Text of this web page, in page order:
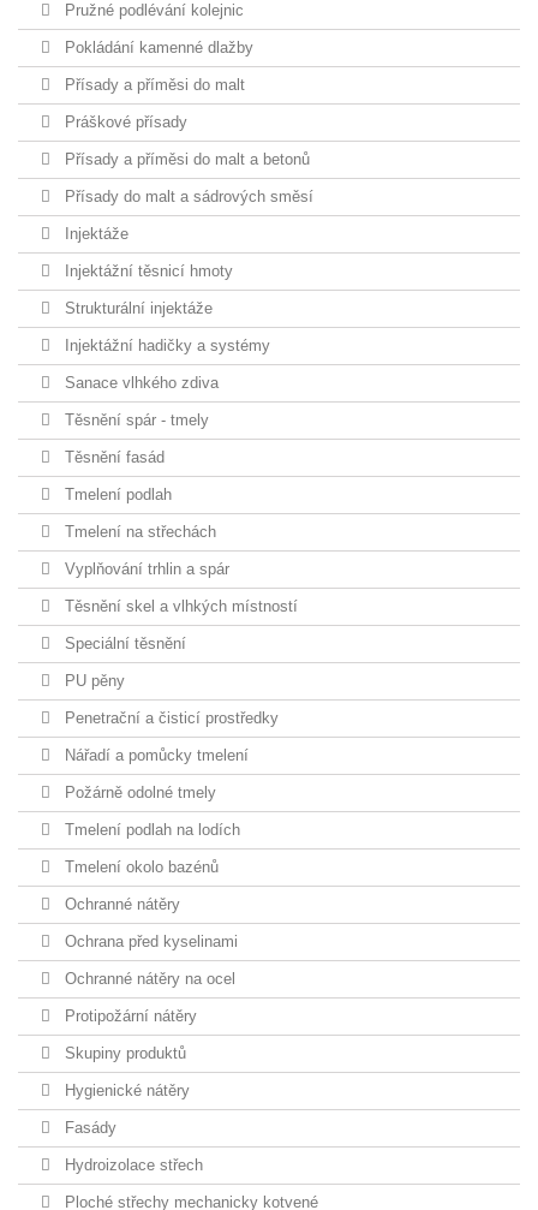
Pružné podlévání kolejnic
Pokládání kamenné dlažby
Přísady a příměsi do malt
Práškové přísady
Přísady a příměsi do malt a betonů
Přísady do malt a sádrových směsí
Injektáže
Injektážní těsnicí hmoty
Strukturální injektáže
Injektážní hadičky a systémy
Sanace vlhkého zdiva
Těsnění spár - tmely
Těsnění fasád
Tmelení podlah
Tmelení na střechách
Vyplňování trhlin a spár
Těsnění skel a vlhkých místností
Speciální těsnění
PU pěny
Penetrační a čisticí prostředky
Nářadí a pomůcky tmelení
Požárně odolné tmely
Tmelení podlah na lodích
Tmelení okolo bazénů
Ochranné nátěry
Ochrana před kyselinami
Ochranné nátěry na ocel
Protipožární nátěry
Skupiny produktů
Hygienické nátěry
Fasády
Hydroizolace střech
Ploché střechy mechanicky kotvené